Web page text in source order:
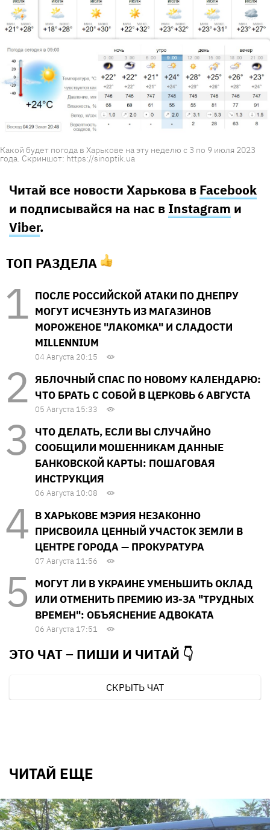
Какой будет погода в Харькове на эту неделю с 3 по 9 июля 2023
года. Скриншот: https://sinoptik.ua
Читай все новости Харькова в Facebook
и подписывайся на нас в Instagram и
Viber.
ТОП РАЗДЕЛА
ПОСЛЕ РОССИЙСКОЙ АТАКИ ПО ДНЕПРУ
МОГУТ ИСЧЕЗНУТЬ ИЗ МАГАЗИНОВ
МОРОЖЕНОЕ "ЛАКОМКА" И СЛАДОСТИ
MILLENNIUM
04 Августа 20:15
ЯБЛОЧНЫЙ СПАС ПО НОВОМУ КАЛЕНДАРЮ:
ЧТО БРАТЬ С СОБОЙ В ЦЕРКОВЬ 6 АВГУСТА
05 Августа 15:33
ЧТО ДЕЛАТЬ, ЕСЛИ ВЫ СЛУЧАЙНО
СООБЩИЛИ МОШЕННИКАМ ДАННЫЕ
БАНКОВСКОЙ КАРТЫ: ПОШАГОВАЯ
ИНСТРУКЦИЯ
06 Августа 10:08
В ХАРЬКОВЕ МЭРИЯ НЕЗАКОННО
ПРИСВОИЛА ЦЕННЫЙ УЧАСТОК ЗЕМЛИ В
ЦЕНТРЕ ГОРОДА — ПРОКУРАТУРА
07 Августа 11:56
МОГУТ ЛИ В УКРАИНЕ УМЕНЬШИТЬ ОКЛАД
ИЛИ ОТМЕНИТЬ ПРЕМИЮ ИЗ-ЗА "ТРУДНЫХ
ВРЕМЕН": ОБЪЯСНЕНИЕ АДВОКАТА
06 Августа 17:51
ЭТО ЧАТ – ПИШИ И ЧИТАЙ 👇
СКРЫТЬ ЧАТ
ЧИТАЙ ЕЩЕ